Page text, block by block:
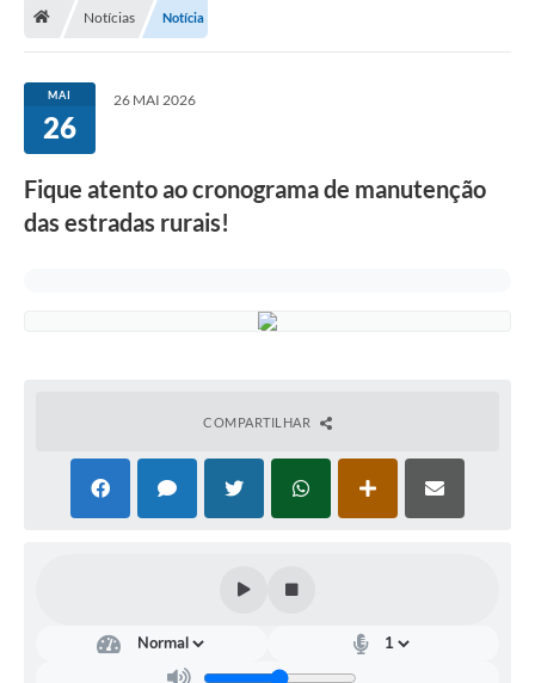
Estrutura Administrativa
Galeria de Fotos
Notícias Notícia
MAI
26
26 MAI 2026
Fique atento ao cronograma de manutenção
das estradas rurais!
COMPARTILHAR